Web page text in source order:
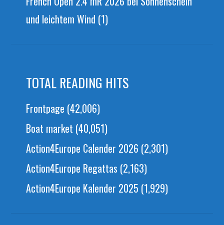
und leichtem Wind (1)
TOTAL READING HITS
Frontpage (42,006)
Boat market (40,051)
Action4Europe Calender 2026 (2,301)
Action4Europe Regattas (2,163)
Action4Europe Kalender 2025 (1,929)